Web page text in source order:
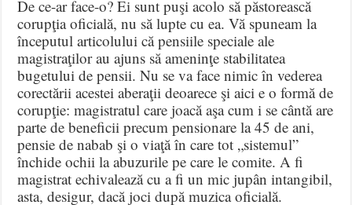
De ce-ar face-o? Ei sunt puşi acolo să păstorească
corupţia oficială, nu să lupte cu ea. Vă spuneam la
începutul articolului că pensiile speciale ale
magistraţilor au ajuns să ameninţe stabilitatea
bugetului de pensii. Nu se va face nimic în vederea
corectării acestei aberaţii deoarece şi aici e o formă de
corupţie: magistratul care joacă aşa cum i se cântă are
parte de beneficii precum pensionare la 45 de ani,
pensie de nabab şi o viaţă în care tot „sistemul”
închide ochii la abuzurile pe care le comite. A fi
magistrat echivalează cu a fi un mic jupân intangibil,
asta, desigur, dacă joci după muzica oficială.